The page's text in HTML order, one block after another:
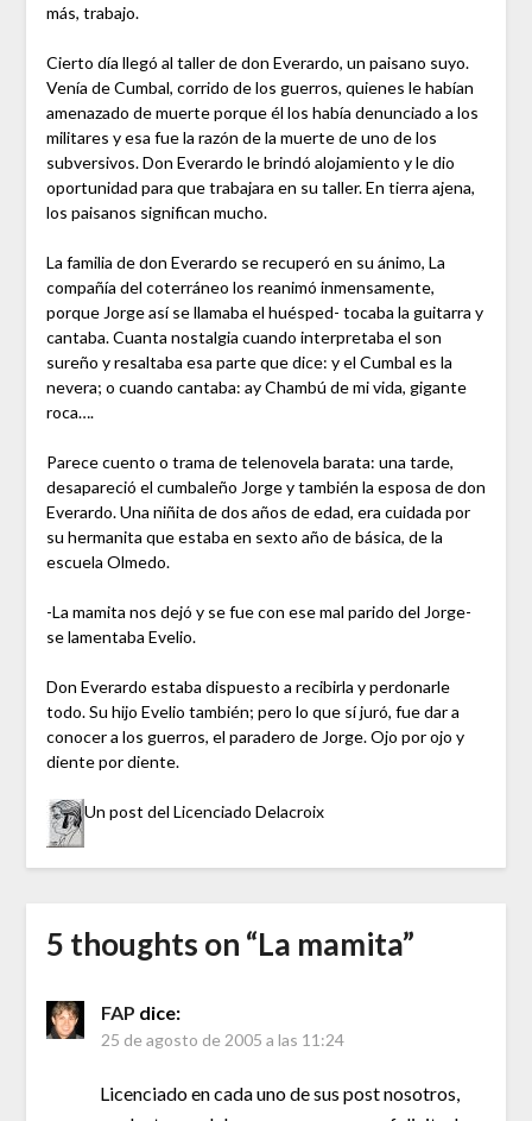
más, trabajo.
Cierto día llegó al taller de don Everardo, un paisano suyo.
Venía de Cumbal, corrido de los guerros, quienes le habían
amenazado de muerte porque él los había denunciado a los
militares y esa fue la razón de la muerte de uno de los
subversivos. Don Everardo le brindó alojamiento y le dio
oportunidad para que trabajara en su taller. En tierra ajena,
los paisanos significan mucho.
La familia de don Everardo se recuperó en su ánimo, La
compañía del coterráneo los reanimó inmensamente,
porque Jorge así se llamaba el huésped- tocaba la guitarra y
cantaba. Cuanta nostalgia cuando interpretaba el son
sureño y resaltaba esa parte que dice: y el Cumbal es la
nevera; o cuando cantaba: ay Chambú de mi vida, gigante
roca….
Parece cuento o trama de telenovela barata: una tarde,
desapareció el cumbaleño Jorge y también la esposa de don
Everardo. Una niñita de dos años de edad, era cuidada por
su hermanita que estaba en sexto año de básica, de la
escuela Olmedo.
-La mamita nos dejó y se fue con ese mal parido del Jorge-
se lamentaba Evelio.
Don Everardo estaba dispuesto a recibirla y perdonarle
todo. Su hijo Evelio también; pero lo que sí juró, fue dar a
conocer a los guerros, el paradero de Jorge. Ojo por ojo y
diente por diente.
Un post del Licenciado Delacroix
5 thoughts on “La mamita”
FAP dice:
25 de agosto de 2005 a las 11:24
Licenciado en cada uno de sus post nosotros,